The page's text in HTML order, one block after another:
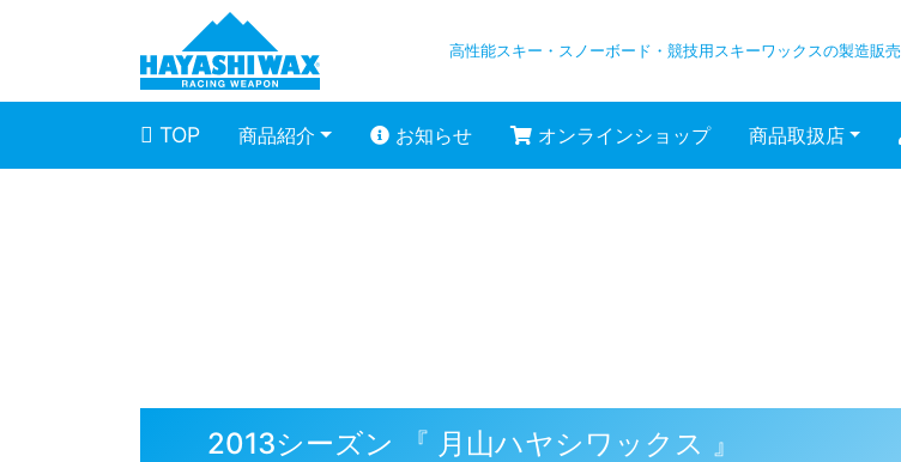
高性能スキー・スノーボード ・競技用スキーワックスの製造販売
TOP 商品紹介 お知らせ オンラインショップ 商品取扱店
2013シーズン 『 月山ハヤシワックス 』